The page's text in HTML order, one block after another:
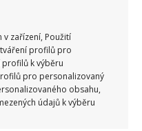
zařízení, Použití
profilů pro
k výběru
pro personalizovaný
obsahu,
údajů k výběru